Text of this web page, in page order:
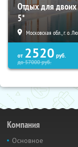
Отдых для двоих
5*
Московская обл., г. о.
от 2520 руб.
до57000руб.
Компания
Основное